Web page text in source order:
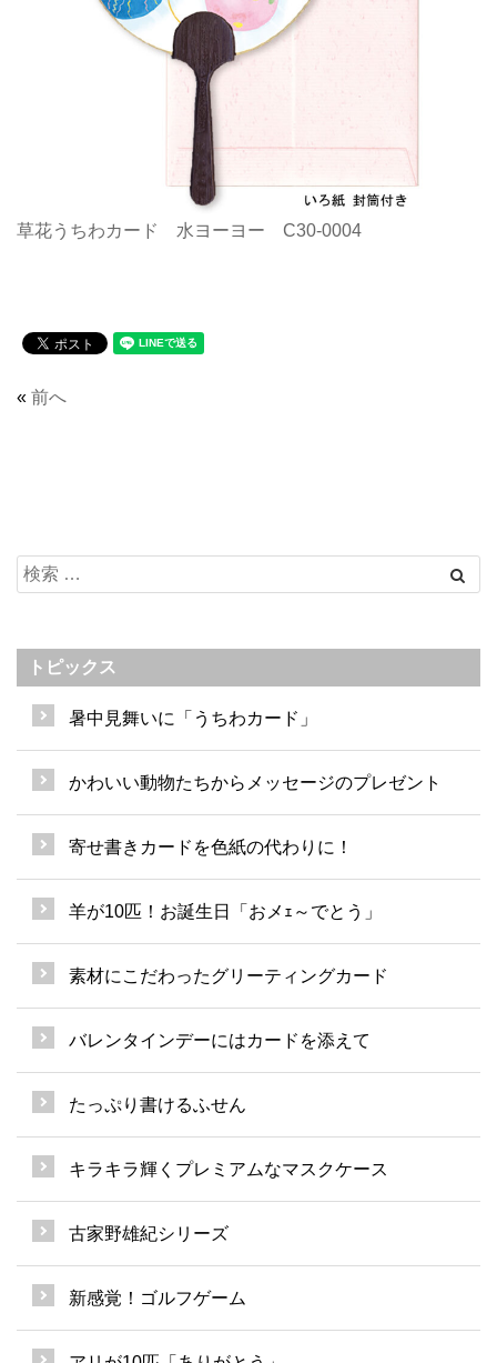
草花うちわカード 水ヨーヨー C30-0004
« 前へ
トピックス
暑中見舞いに「うちわカード」
かわいい動物たちからメッセージのプレゼント
寄せ書きカードを色紙の代わりに！
羊が10匹！お誕生日「おメｪ～でとう」
素材にこだわったグリーティングカード
バレンタインデーにはカードを添えて
たっぷり書けるふせん
キラキラ輝くプレミアムなマスクケース
古家野雄紀シリーズ
新感覚！ゴルフゲーム